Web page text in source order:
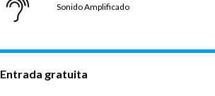
Sonido Amplificado
Entrada gratuita